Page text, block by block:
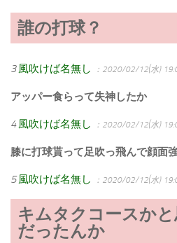
誰の打球？
3 風吹けば名無し ：2020/02/12(水)
アッパー食らって失神したか
4 風吹けば名無し ：2020/02/12(水)
膝に打球貰って足吹っ飛んで顔面
5 風吹けば名無し ：2020/02/12(水)
キムタクコースか
だったんか